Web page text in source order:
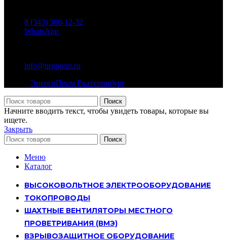
8 (343) 300-12-32
WhatsApp
info@nrgprom.ru
ЭнергоПром Екатеринбург. Все права защищены
Поиск
Начните вводить текст, чтобы увидеть товары, которые вы
ищете.
Закрыть
Поиск
Меню
Каталог
ВЫСОКОВОЛЬТНОЕ ЭЛЕКТРООБОРУДОВАНИЕ
ТОКОПРОВОДЫ
ШАХТНЫЕ ВЕНТИЛЯТОРЫ МЕСТНОГО
ПРОВЕТРИВАНИЯ (ВМЭ)
ВЗРЫВОЗАЩИТНОЕ ОБОРУДОВАНИЕ